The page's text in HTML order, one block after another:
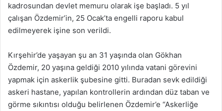
kadrosundan devlet memuru olarak işe başladı. 5 yıl
çalışan Özdemir’in, 25 Ocak’ta engelli raporu kabul
edilmeyerek işine son verildi.
Kırşehir’de yaşayan şu an 31 yaşında olan Gökhan
Özdemir, 20 yaşına geldiği 2010 yılında vatani görevini
yapmak için askerlik şubesine gitti. Buradan sevk edildiği
askeri hastane, yapılan kontrollerin ardından düz taban ve
görme sıkıntısı olduğu belirlenen Özdemir’e “Askerliğe